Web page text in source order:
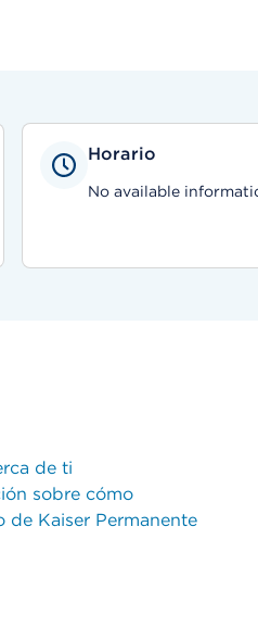
Horario
No available
de ti
sobre cómo
de Kaiser Permanente